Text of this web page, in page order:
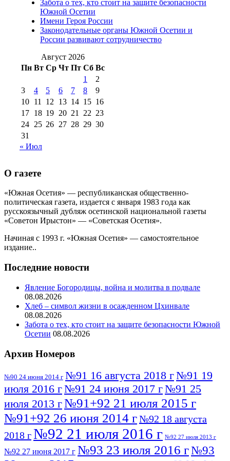
№98 8 августа 2013 г
августа 2012 г(14) №98+99 11 июля
2017 г(9)
№99 4 августа
2016 г(12) №99 8 июля 2014 г
августа 2012 г(11)
августа 2013 г
(12)
Забота о тех, кто стоит на защите безопасности
Южной Осетии
Имени Героя России
Законодательные органы Южной Осетии и
России развивают сотрудничество
Август 2026
Пн Вт Ср Чт Пт Сб Вс
1
2
3
4 5 6 7 8
9
10 11 12 13 14 15 16
17 18 19 20 21 22 23
24 25 26 27 28 29 30
31
« Июл
О газете
«Южная Осетия» — республиканская общественно-
политическая газета, издается с января 1983 года как
русскоязычный дубляж осетинской национальной газеты
«Советон Ирыстон» — «Советская Осетия».
Начиная с 1993 г. «Южная Осетия» — самостоятельное
издание..
Последние новости
Явление Богородицы, война и молитва в подвале
08.08.2026
Хлеб – символ жизни в осажденном Цхинвале
08.08.2026
Забота о тех, кто стоит на защите безопасности Южной
Осетии 08.08.2026
Архив Номеров
№90 24 июня 2014 г №91 16 августа 2018 г№91 19
июля 2016 г№91 24 июня 2017 г№91 25
июля 2013 г№91+92 21 июля 2015 г
№91+92 26 июня 2014 г№92 18 августа
2018 г№92 21 июля 2016 г №92 27 июля 2013 г
№92 27 июня 2017 г №93 23 июля 2016 г№93